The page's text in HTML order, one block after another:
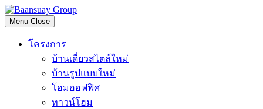
Skip
to
content
Menu Close
โครงการ
บ้านเดี่ยวสไตล์ใหม่
บ้านรูปแบบใหม่
โฮมออฟฟิศ
ทาวน์โฮม